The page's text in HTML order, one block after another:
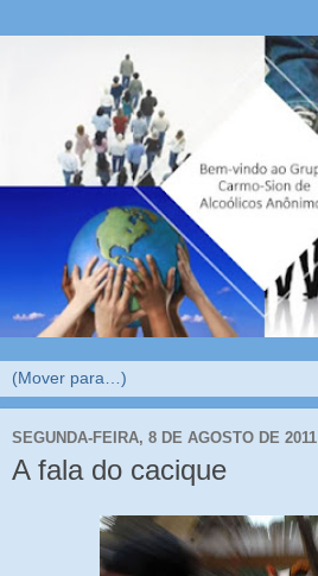
SEGUNDA-FEIRA, 8 DE AGOSTO DE 2011
A fala do cacique